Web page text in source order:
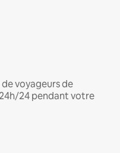
voyageurs de
24 pendant votre